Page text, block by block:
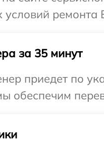
ремонта
за 35 минут
приедет по
обеспечим